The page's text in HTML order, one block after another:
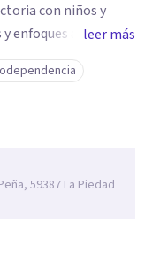
con niños y
enfoques adaptados
para escucharte
para fortalecer
leer más
59387 La Piedad